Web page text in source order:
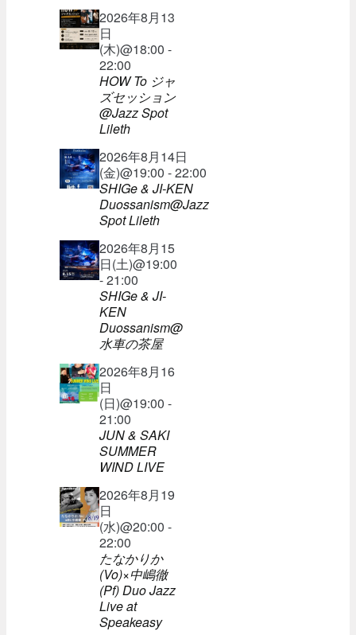
2026年8月13
日
(木)@18:00 -
22:00
HOW To ジャ
ズセッション
@Jazz Spot
Lileth
2026年8月14日
(金)@19:00 - 22:00
SHIGe & JI-KEN
Duossanism@Jazz
Spot Lileth
2026年8月15
日(土)@19:00
- 21:00
SHIGe & JI-
KEN
Duossanism@
水車の茶屋
2026年8月16
日
(日)@19:00 -
21:00
JUN & SAKI
SUMMER
WIND LIVE
2026年8月19
日
(水)@20:00 -
22:00
たなかりか
(Vo)×中嶋徹
(Pf) Duo Jazz
Live at
Speakeasy